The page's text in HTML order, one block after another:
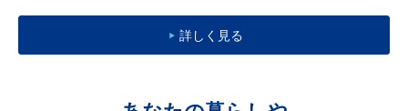
詳しく見る